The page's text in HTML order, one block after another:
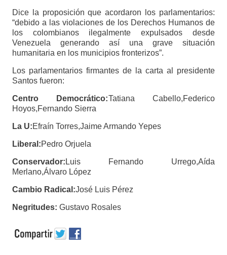
Dice la proposición que acordaron los parlamentarios:
“debido a las violaciones de los Derechos Humanos de
los colombianos ilegalmente expulsados desde
Venezuela generando así una grave situación
humanitaria en los municipios fronterizos”.
Los parlamentarios firmantes de la carta al presidente
Santos fueron:
Centro Democrático:Tatiana Cabello,Federico
Hoyos,Fernando Sierra
La U:Efraín Torres,Jaime Armando Yepes
Liberal:Pedro Orjuela
Conservador: Luis Fernando Urrego,Aída
Merlano,Álvaro López
Cambio Radical:José Luis Pérez
Negritudes: Gustavo Rosales